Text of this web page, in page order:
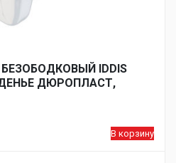
IDDIS
ДЮРОПЛАСТ,
В корзину